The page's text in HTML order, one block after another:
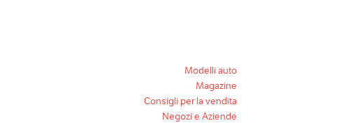
Modelli auto
Magazine
Consigli per la vendita
Negozi e Aziende